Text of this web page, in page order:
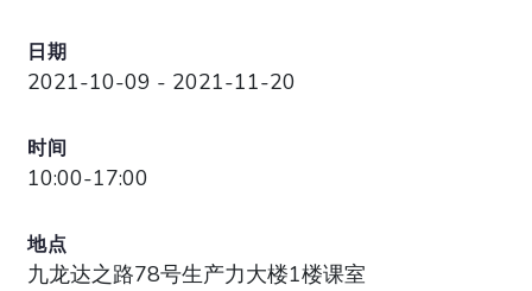
日期
2021-10-09 - 2021-11-20
时间
10:00-17:00
地点
九龙达之路78号生产力大楼1楼课室